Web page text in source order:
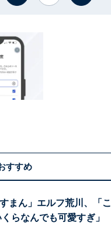
すすめ
すまん」エルフ荒川、「
らなんでも可愛すぎ」